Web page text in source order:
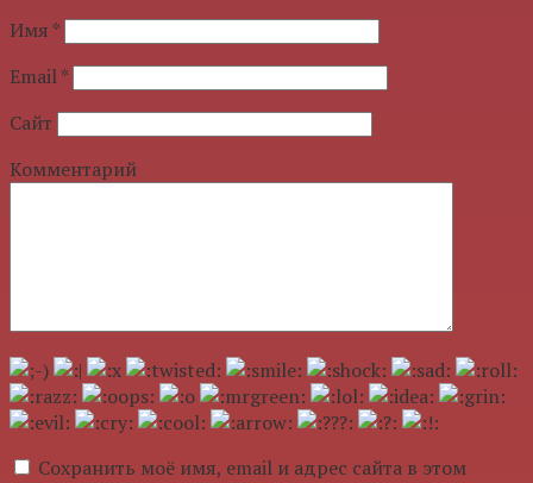
Имя *
Email*
Сайт
Комментарий
Сохранить моё имя, email и адрес сайта в этом